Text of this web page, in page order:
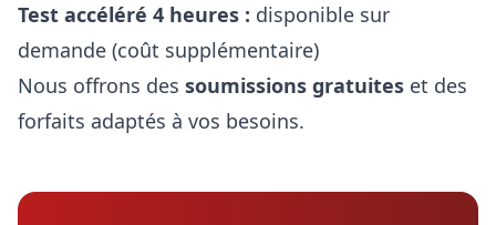
Test accéléré 4 heures : disponible sur
demande (coût supplémentaire)
Nous offrons des soumissions gratuites et des
forfaits adaptés à vos besoins.